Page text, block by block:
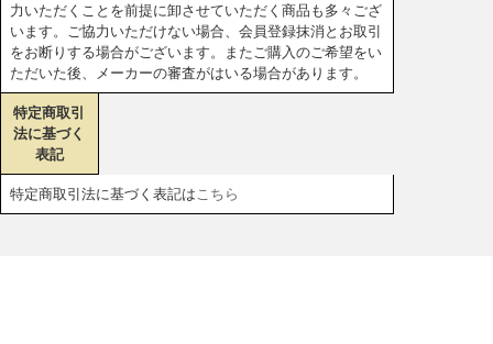
力いただくことを前提に卸させていただく商品も多々ござ
います。ご協力いただけない場合、会員登録抹消とお取引
をお断りする場合がございます。またご購入のご希望をい
ただいた後、メーカーの審査がはいる場合があります。
特定商取引
法に基づく
表記
特定商取引法に基づく表記は こちら